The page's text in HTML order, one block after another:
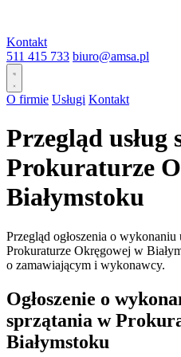
Kontakt
511 415 733 biuro@amsa.pl
O firmie Usługi Kontakt
Przegląd usług
Prokuraturze
Białymstoku
Przegląd ogłoszenia o
Prokuraturze Okręgowej w
o zamawiającym i wykonawcy.
Ogłoszenie o
sprzątania w
Białymstoku